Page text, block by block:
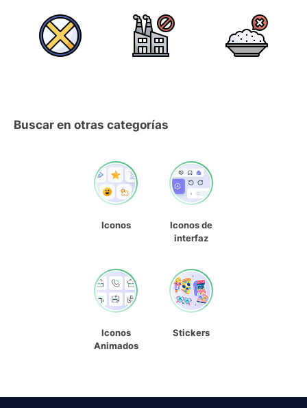
Buscar en otras categorías
Iconos
Iconos de
interfaz
Iconos
Animados
Stickers